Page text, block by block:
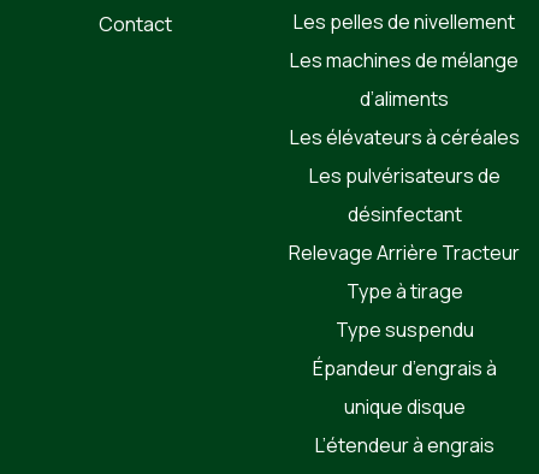
Contact
Les pelles de nivellement
Les machines de mélange
d’aliments
Les élévateurs à céréales
Les pulvérisateurs de
désinfectant
Relevage Arrière Tracteur
Type à tirage
Type suspendu
Épandeur d’engrais à
unique disque
L’étendeur à engrais